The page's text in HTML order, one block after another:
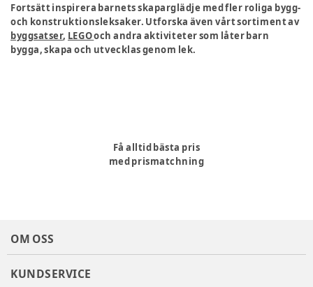
Fortsätt inspirera barnets skaparglädje med fler roliga bygg-
och konstruktionsleksaker. Utforska även vårt sortiment av
byggsatser, LEGOoch andra aktiviteter som låter barn
bygga, skapa och utvecklas genom lek.
Få alltid bästa pris
med prismatchning
OM OSS
KUNDSERVICE